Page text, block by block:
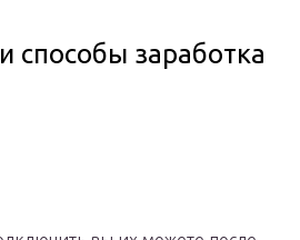
способы заработка